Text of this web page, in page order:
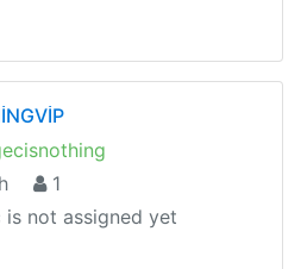
1
is not assigned yet